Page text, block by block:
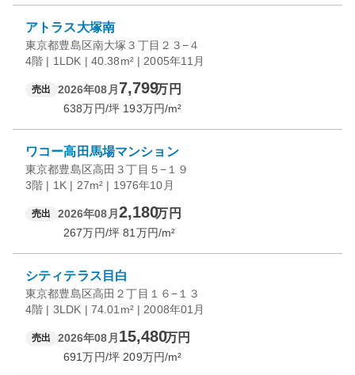
アトラス大塚南
東京都豊島区南大塚３丁目２３−４
4階 | 1LDK | 40.38m² | 2005年11月
売出 2026年08月 7,799万円
638万円/坪 193万円/m²
ワコー高田馬場マンション
東京都豊島区高田３丁目５−１９
3階 | 1K | 27m² | 1976年10月
売出 2026年08月 2,180万円
267万円/坪 81 万円/m²
シティテラス目白
東京都豊島区高田２丁目１６−１３
4階 | 3LDK | 74.01m² | 2008年01月
売出 2026年08月 15,480万円
691万円/坪 209万円/m²